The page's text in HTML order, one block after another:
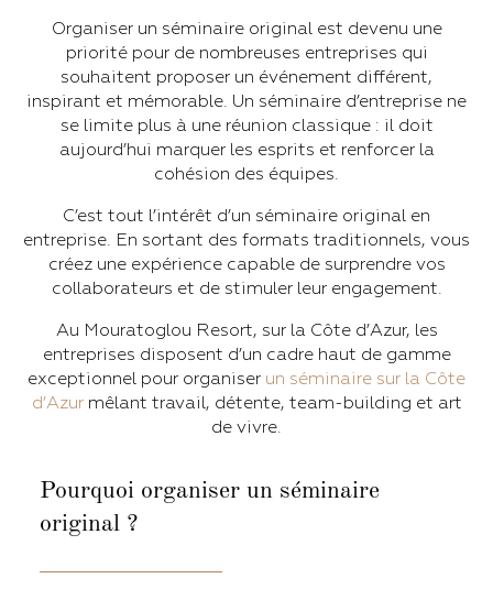
Organiser un séminaire original est devenu une
priorité pour de nombreuses entreprises qui
souhaitent proposer un événement différent,
inspirant et mémorable. Un séminaire d’entreprise ne
se limite plus à une réunion classique : il doit
aujourd’hui marquer les esprits et renforcer la
cohésion des équipes.
C’est tout l’intérêt d’un séminaire original en
entreprise. En sortant des formats traditionnels, vous
créez une expérience capable de surprendre vos
collaborateurs et de stimuler leur engagement.
Au Mouratoglou Resort, sur la Côte d’Azur, les
entreprises disposent d’un cadre haut de gamme
exceptionnel pour organiser un séminaire sur la Côte
d’Azurmêlant travail, détente, team-building et art
de vivre.
Pourquoi organiser un séminaire
original ?